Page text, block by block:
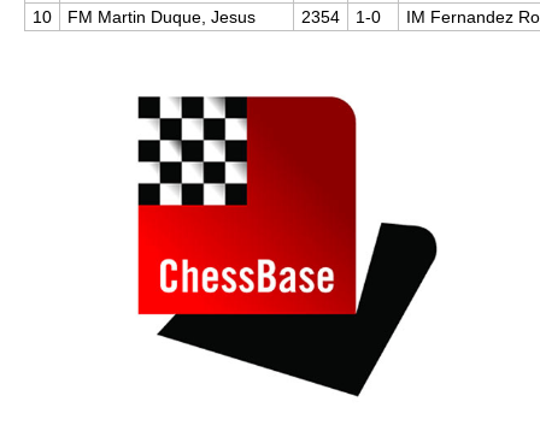
10
FM Martin Duque, Jesus 2354 1-0 IM Fernandez